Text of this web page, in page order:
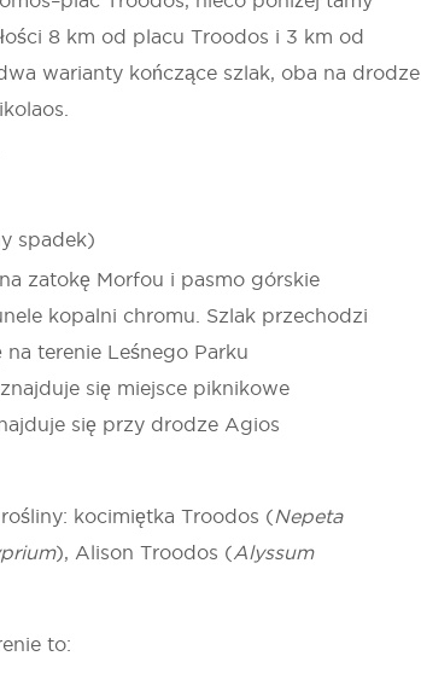
8 km od placu Troodos i 3 km od
warianty kończące szlak, oba na drodze
spadek)
zatokę Morfou i pasmo górskie
kopalni chromu. Szlak przechodzi
terenie Leśnego Parku
się miejsce piknikowe
się przy drodze Agios
kocimiętka Troodos (Nepeta
), Alison Troodos (Alyssum
to: